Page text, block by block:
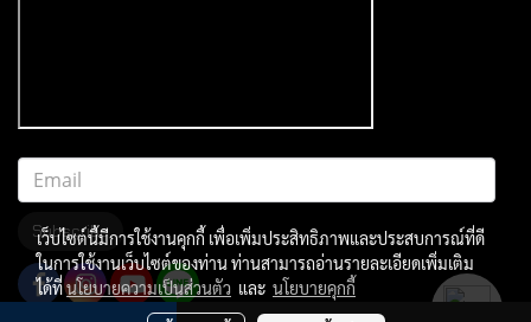
Subscribe
เว็บไซต์นี้มีการใช้งานคุกกี้ เพื่อเพิ่มประสิทธิภาพและประสบการณ์ที่ดี
ในการใช้งานเว็บไซต์ของท่าน ท่านสามารถอ่านรายละเอียดเพิ่มเติม
ได้ที่นโยบายความเป็นส่วนตัว และ นโยบายคุกกี้